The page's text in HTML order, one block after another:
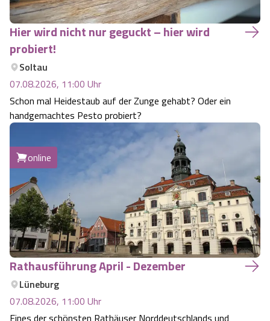
Hier wird nicht nur geguckt – hier wird
probiert!
Soltau
07.08.2026, 11:00 Uhr
Schon mal Heidestaub auf der Zunge gehabt? Oder ein
handgemachtes Pesto probiert?
online
Rathausführung April - Dezember
Lüneburg
07.08.2026, 11:00 Uhr
Eines der schönsten Rathäuser Norddeutschlands und